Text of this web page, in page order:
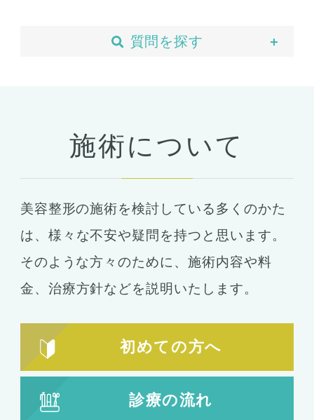
質問を探す
胸の整形
小顔整形
ほほ骨の整形
施術について
美容整形の施術を検討している多くのかた
は、 様々な不安や疑問を持つと思います。
そのような方々のために、施術内容や料
金、 治療方針などを説明いたします。
初めての方へ
診療の流れ